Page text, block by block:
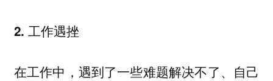
2. 工作遇挫
在工作中，遇到了一些难题解决不了、自己